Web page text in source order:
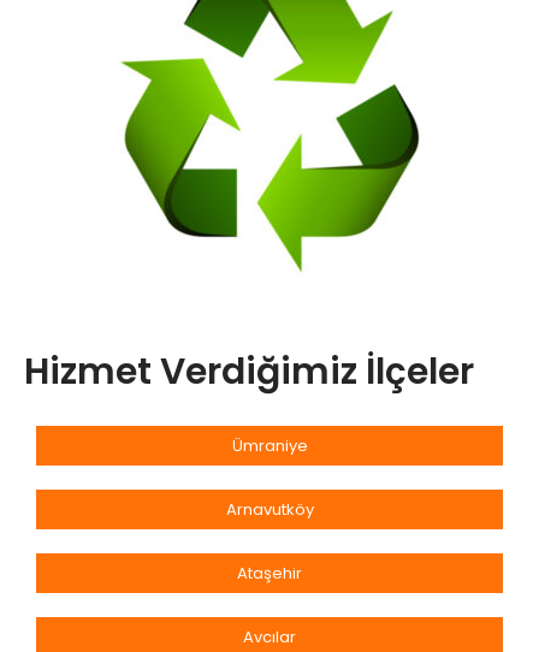
Hizmet Verdiğimiz İlçeler
Ümraniye
Arnavutköy
Ataşehir
Avcılar